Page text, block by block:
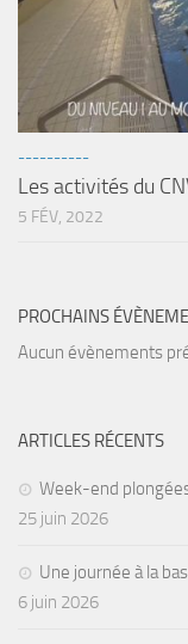
Sorties 2019
Sorties 2018
sorties 2017
Sorties 2016
Sorties 2014
Vidéo
NAGE
----------
Les activités du
5 FÉV, 2022
PROCHAINS
Aucun évènements
ARTICLES RÉCENTS
Week-end
25 juin 2026
Une journée à la
6 juin 2026